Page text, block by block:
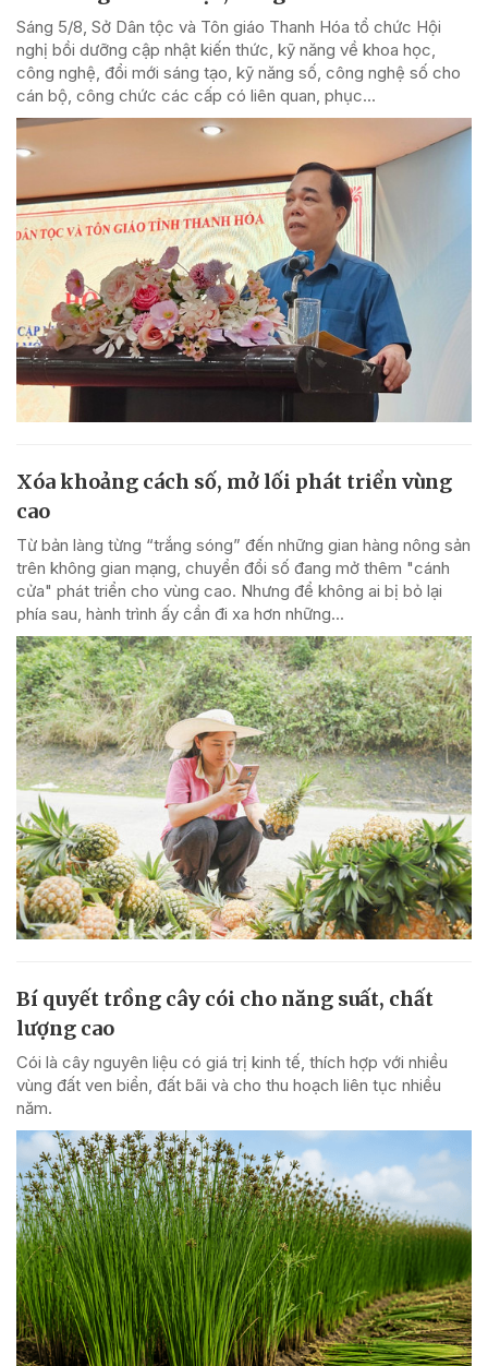
Sáng 5/8, Sở Dân tộc và Tôn giáo Thanh Hóa tổ chức Hội
nghị bồi dưỡng cập nhật kiến thức, kỹ năng về khoa học,
công nghệ, đổi mới sáng tạo, kỹ năng số, công nghệ số cho
cán bộ, công chức các cấp có liên quan, phục...
Xóa khoảng cách số, mở lối phát triển vùng
cao
Từ bản làng từng “trắng sóng” đến những gian hàng nông sản
trên không gian mạng, chuyển đổi số đang mở thêm "cánh
cửa" phát triển cho vùng cao. Nhưng để không ai bị bỏ lại
phía sau, hành trình ấy cần đi xa hơn những...
Bí quyết trồng cây cói cho năng suất, chất
lượng cao
Cói là cây nguyên liệu có giá trị kinh tế, thích hợp với nhiều
vùng đất ven biển, đất bãi và cho thu hoạch liên tục nhiều
năm.